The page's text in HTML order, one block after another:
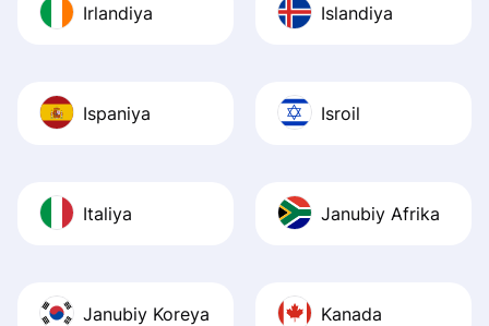
Irlandiya Islandiya
Ispaniya Isroil
Italiya Janubiy Afrika
Janubiy Koreya Kanada